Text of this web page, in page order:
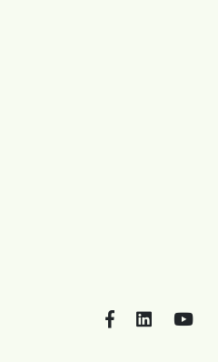
FacebookLinkedIn